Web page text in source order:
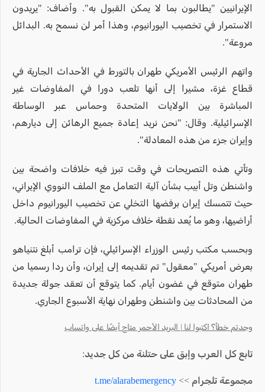
الإيرانيين "يطالبون بما لا يمكن القبول به". وأضاف: "يريدون
الاستمرار في تخصيب اليورانيوم، وهذا أمر لن نسمح به. البدائل
مروعة".
واتهم الرئيس الأمريكي طهران بالتورط في الأحداث الجارية في
قطاع غزة، مشيرا إلى أنها تلعب دورا في المفاوضات غير
المباشرة بين الولايات المتحدة وحماس عبر الوساطة
الإسرائيلية. وقال: "نحن نريد إعادة جميع الرهائن إلى ديارهم،
وإيران جزء من هذه المعادلة".
وتأتي هذه التصريحات في وقت تبرز فيه خلافات واضحة بين
واشنطن وتل أبيب بشأن آلية التعامل مع الملف النووي الإيراني،
حيث تتمسك إيران برفضها التخلي عن تخصيب اليورانيوم داخل
أراضيها، وهو ما يُعد نقطة خلاف مركزية في المفاوضات الحالية.
وبحسب مكتب رئيس الوزراء الإسرائيلي، فإن ترامب أبلغ نتنياهو
بعرض أمريكي "معقول" تم تقديمه إلى إيران، وأن ردا رسميا من
طهران متوقع في غضون أيام. كما يتوقع أن تعقد جولة جديدة
من المحادثات بين واشنطن وطهران نهاية الأسبوع الجاري.
وجدتم خطأ؟ اكتبوا لنا | البريد الأحمر متاح أيضًا على واتساب
تابع كل العرب وإبق على حتلنة من كل جديد:
مجموعة تلجرام >> t.me/alarabemergency